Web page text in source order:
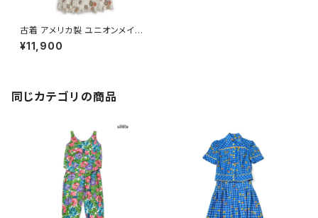
古着 アメリカ製 ユニオンメイド
JH Collectibles シワ加工 花
柄 ロング丈 半袖 セットアップ
¥11,900
同じカテゴリの商品